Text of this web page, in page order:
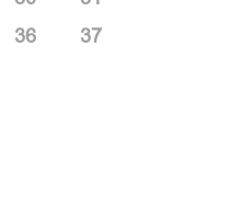
36 37